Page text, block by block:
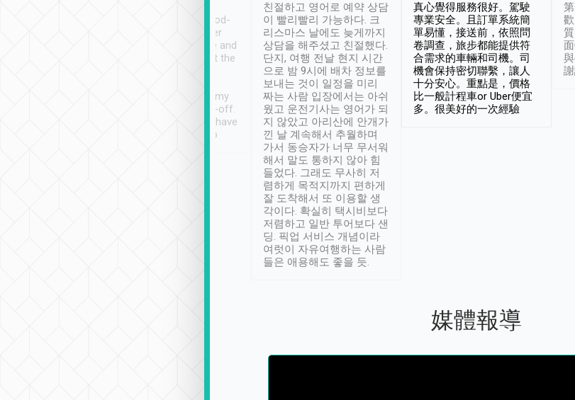
service, vehicles in good-
condition and the driver
service was awesome and
thoughtful. Driver went the
have safely arrived at my
destination after drop-off.
Definitely something I have
not seen elsewhere 👍
친절하고 영어로 예약 상담
이 빨리빨리 가능하다. 크
리스마스 날에도 늦게까지
상담을 해주셨고 친절했다.
단지, 여행 전날 현지 시간
으로 밤 9시에 배차 정보를
보내는 것이 일정을 미리
짜는 사람 입장에서는 아쉬
웠고 운전기사는 영어가 되
지 않았고 아리산에 안개가
낀 날 계속해서 추월하며
가서 동승자가 너무 무서워
해서 말도 통하지 않아 힘
들었다. 그래도 무사히 저
렴하게 목적지까지 편하게
잘 도착해서 또 이용할 생
각이다. 확실히 택시비보다
저렴하고 일반 투어보다 샌
딩. 픽업 서비스 개념이라
여럿이 자유여행하는 사람
들은 애용해도 좋을 듯.
真心覺得服務很好。駕駛
專業安全。且訂單系統簡
單易懂，接送前，依照問
卷調查，旅步都能提供符
合需求的車輛和司機。司
機會保持密切聯繫，讓人
十分安心。重點是，價格
比一般計程車or Uber便宜
多。很美好的一次經驗
媒體報導